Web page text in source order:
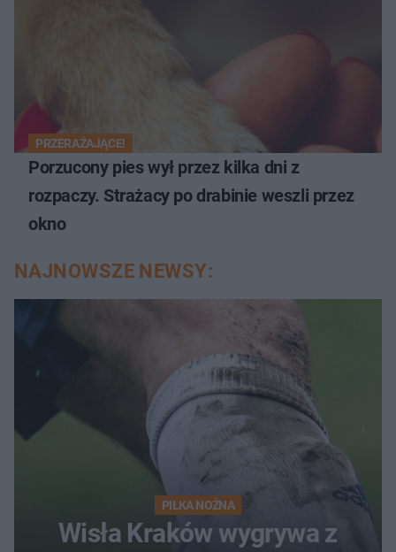
PRZERAŻAJĄCE!
Porzucony pies wył przez kilka dni z
rozpaczy. Strażacy po drabinie weszli przez
okno
NAJNOWSZE NEWSY:
PIŁKA NOŻNA
Wisła Kraków wygrywa z